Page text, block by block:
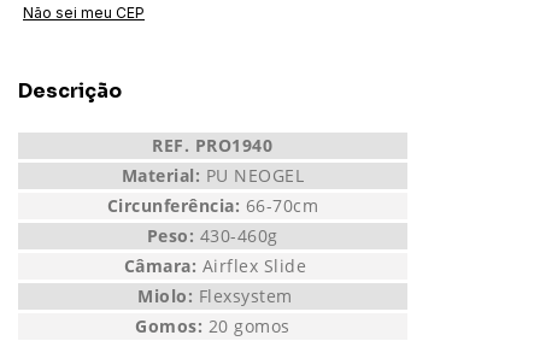
Não sei meu CEP
Descrição
REF. PRO1940
Material: PU NEOGEL
Circunferência: 66-70cm
Peso: 430-460g
Câmara: Airflex Slide
Miolo: Flexsystem
Gomos: 20 gomos